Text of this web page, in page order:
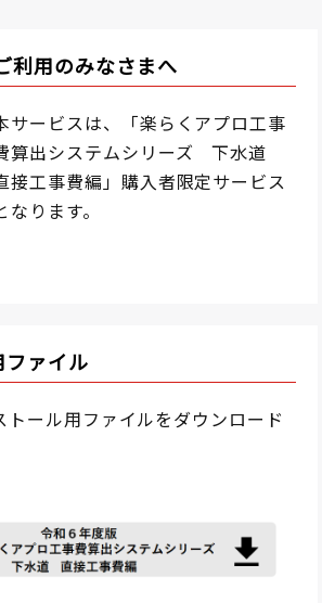
利用のみなさまへ
サービスは、「楽らくアプロ工事
算出システムシリーズ 下水道
接工事費編」購入者限定サービス
なります。
ァイル
トール用ファイルをダウンロード